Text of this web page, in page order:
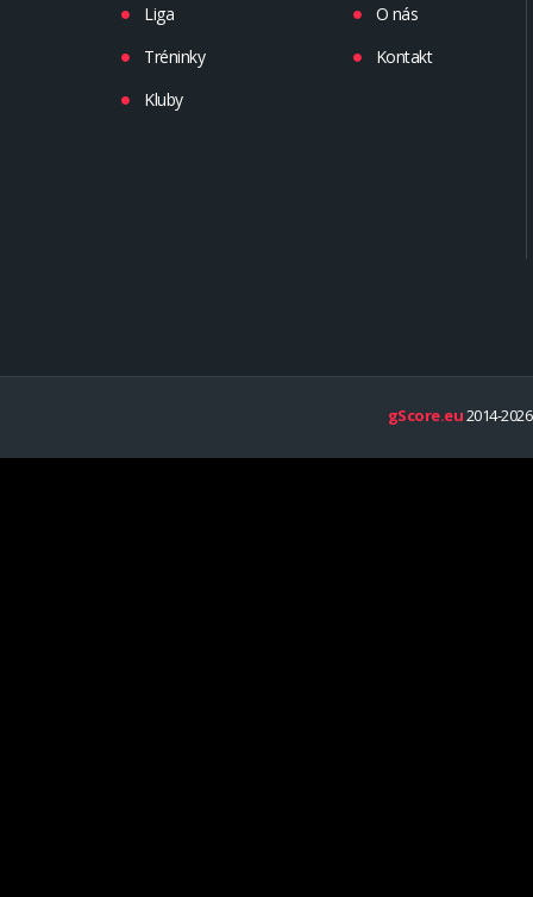
Liga
Tréninky
Kluby
O nás
Kontakt
gScore.eu2014-